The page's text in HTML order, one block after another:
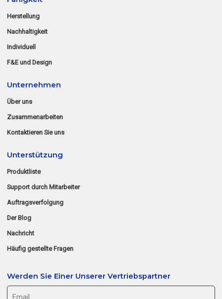
Herstellung
Nachhaltigkeit
Individuell
F&E und Design
Unternehmen
Über uns
Zusammenarbeiten
Kontaktieren Sie uns
Unterstützung
Produktliste
Support durch Mitarbeiter
Auftragsverfolgung
Der Blog
Nachricht
Häufig gestellte Fragen
Werden Sie Einer Unserer Vertriebspartner